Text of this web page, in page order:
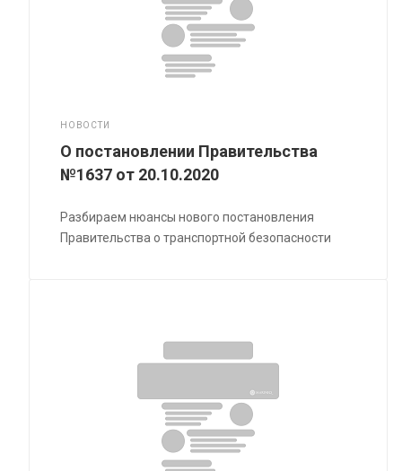
НОВОСТИ
О постановлении Правительства
№1637 от 20.10.2020
Разбираем нюансы нового постановления
Правительства о транспортной безопасности